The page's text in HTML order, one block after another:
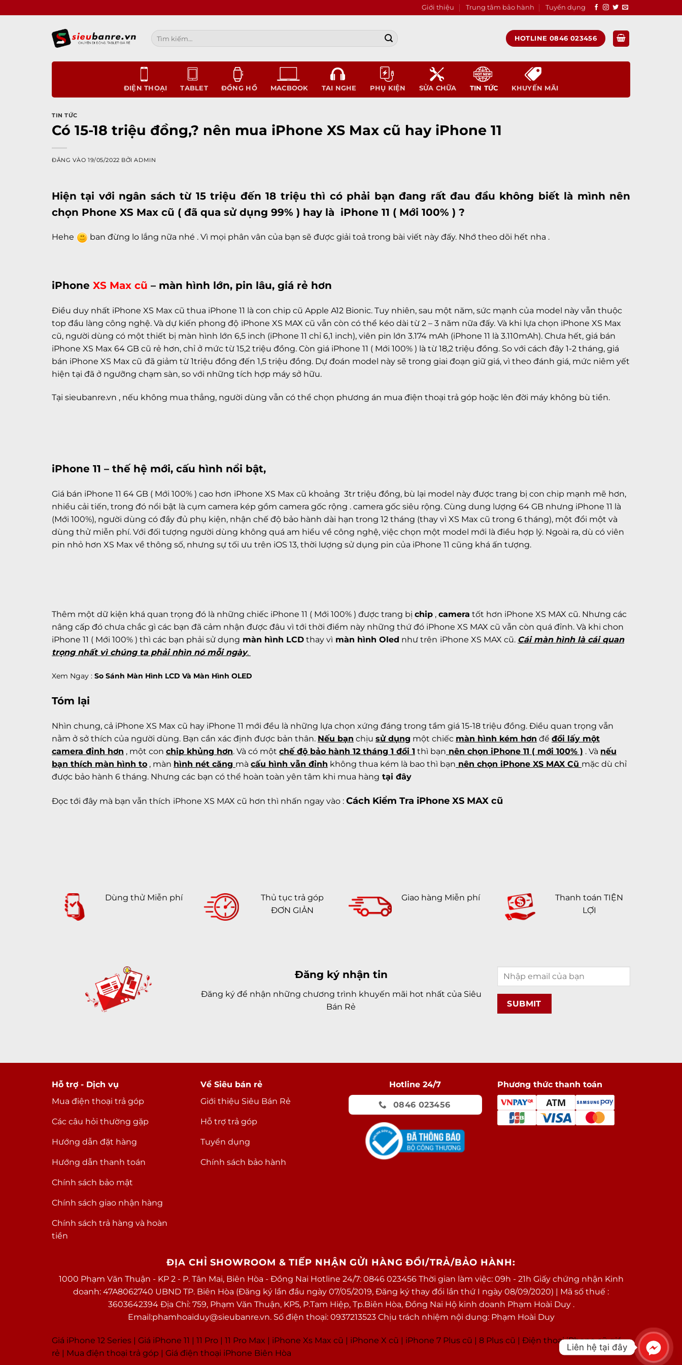
qua
Giới thiệu Trung tâm bảo hành Tuyển dụng
Tìm
kiếm:
HOTLINE 0846 023456
ĐIỆN THOẠI TABLET ĐỒNG HỒ MACBOOK TAI NGHE PHỤ KIỆN SỬA CHỮA TIN TỨC KHUYẾN MÃI
TIN TỨC
Có 15-18 triệu đồng,? nên mua iPhone XS Max cũ hay iPhone 11
ĐĂNG VÀO19/05/2022 BỞIADMIN
Hiện tại với ngân sách từ 15 triệu đến 18 triệu thì có phải bạn đang rất đau đầu không biết là mình nên
chọn Phone XS Max cũ ( đã qua sử dụng 99% ) hay là iPhone 11 ( Mới 100% ) ?
Hehe ban đừng lo lắng nữa nhé . Vì mọi phân vân của bạn sẽ được giải toả trong bài viết này đấy. Nhớ theo dõi hết nha .
iPhone XS Max cũ – màn hình lớn, pin lâu, giá rẻ hơn
Điều duy nhất iPhone XS Max cũ thua iPhone 11 là con chip cũ Apple A12 Bionic. Tuy nhiên, sau một năm, sức mạnh của model này vẫn thuộc
top đầu làng công nghệ. Và dự kiến phong độ iPhone XS MAX cũ vẫn còn có thể kéo dài từ 2 – 3 năm nữa đấy. Và khi lựa chọn iPhone XS Max
cũ, người dùng có một thiết bị màn hình lớn 6,5 inch (iPhone 11 chỉ 6,1 inch), viên pin lớn 3.174 mAh (iPhone 11 là 3.110mAh). Chưa hết, giá bán
iPhone XS Max 64 GB cũ rẻ hơn, chỉ ở mức từ 15,2 triệu đồng. Còn giá iPhone 11 ( Mới 100% ) là từ 18,2 triệu đồng. So với cách đây 1-2 tháng, giá
bán iPhone XS Max cũ đã giảm từ 1triệu đồng đến 1,5 triệu đồng. Dự đoán model này sẽ trong giai đoạn giữ giá, vì theo đánh giá, mức niêm yết
hiện tại đã ở ngưỡng chạm sàn, so với những tích hợp máy sở hữu.
Tại sieubanre.vn , nếu không mua thẳng, người dùng vẫn có thể chọn phương án mua điện thoại trả góp hoặc lên đời máy không bù tiền.
iPhone 11 – thế hệ mới, cấu hình nổi bật,
Giá bán iPhone 11 64 GB ( Mới 100% ) cao hơn iPhone XS Max cũ khoảng 3tr triệu đồng, bù lại model này được trang bị con chip mạnh mẽ hơn,
nhiều cải tiến, trong đó nổi bật là cụm camera kép gồm camera gốc rộng . camera gốc siêu rộng. Cùng dung lượng 64 GB nhưng iPhone 11 là
(Mới 100%), người dùng có đầy đủ phụ kiện, nhận chế độ bảo hành dài hạn trong 12 tháng (thay vì XS Max cũ trong 6 tháng), một đổi một và
dùng thử miễn phí. Với đối tượng người dùng không quá am hiểu về công nghệ, việc chọn một model mới là điều hợp lý. Ngoài ra, dù có viên
pin nhỏ hơn XS Max về thông số, nhưng sự tối ưu trên iOS 13, thời lượng sử dụng pin của iPhone 11 cũng khá ấn tượng.
Thêm một dữ kiện khá quan trọng đó là những chiếc iPhone 11 ( Mới 100% ) được trang bị chip , camera tốt hơn iPhone XS MAX cũ. Nhưng các
nâng cấp đó chưa chắc gì các bạn đã cảm nhận được đâu vì tới thời điểm này những thứ đó iPhone XS MAX cũ vẫn còn quá đỉnh. Và khi chon
iPhone 11 ( Mới 100% ) thì các bạn phải sử dụng màn hình LCD thay vì màn hình Oled như trên iPhone XS MAX cũ. Cái màn hình là cái quan
trọng nhất vì chúng ta phải nhìn nó mỗi ngày.
Xem Ngay : So Sánh Màn Hình LCD Và Màn Hình OLED
Tóm lại
Nhìn chung, cả iPhone XS Max cũ hay iPhone 11 mới đều là những lựa chọn xứng đáng trong tầm giá 15-18 triệu đồng. Điều quan trọng vẫn
nằm ở sở thích của người dùng. Bạn cần xác định được bản thân. Nếu bạn chịu sử dụng một chiếc màn hình kém hơn để đổi lấy một
camera đỉnh hơn , một con chip khủng hơn. Và có một chế độ bảo hành 12 tháng 1 đổi 1 thì bạn nên chọn iPhone 11 ( mới 100% ) . Và nếu
bạn thích màn hình to , màn hình nét căng mà cấu hình vẫn đỉnh không thua kém là bao thì bạn nên chọn iPhone XS MAX Cũ mặc dù chỉ
được bảo hành 6 tháng. Nhưng các bạn có thể hoàn toàn yên tâm khi mua hàng tại đây
Đọc tới đây mà bạn vẫn thích iPhone XS MAX cũ hơn thì nhấn ngay vào : Cách Kiểm Tra iPhone XS MAX cũ
Dùng thử Miễn phí
Thủ tục trả góp
ĐƠN GIẢN
Giao hàng Miễn phí
Thanh toán TIỆN
LỢI
Đăng ký nhận tin
Đăng ký để nhận những chương trình khuyến mãi hot nhất của Siêu
Bán Rẻ
Hỗ trợ - Dịch vụ
Mua điện thoại trả góp
Các câu hỏi thường gặp
Hướng dẫn đặt hàng
Hướng dẫn thanh toán
Chính sách bảo mật
Chính sách giao nhận hàng
Chính sách trả hàng và hoàn
tiền
Về Siêu bán rẻ
Giới thiệu Siêu Bán Rẻ
Hỗ trợ trả góp
Tuyển dụng
Chính sách bảo hành
Hotline 24/7
0846 023456
Phương thức thanh toán
ĐỊA CHỈ SHOWROOM & TIẾP NHẬN GỬI HÀNG ĐỔI/TRẢ/BẢO HÀNH:
1000 Phạm Văn Thuận - KP 2 - P. Tân Mai, Biên Hòa - Đồng Nai Hotline 24/7: 0846 023456 Thời gian làm việc: 09h - 21h Giấy chứng nhận Kinh
doanh: 47A8062740 UBND TP. Biên Hòa (Đăng ký lần đầu ngày 07/05/2019, Đăng ký thay đổi lần thứ I ngày 08/09/2020) | Mã số thuế :
3603642394 Địa Chỉ: 759, Phạm Văn Thuận, KP5, P.Tam Hiệp, Tp.Biên Hòa, Đồng Nai Hộ kinh doanh Phạm Hoài Duy .
Email:phamhoaiduy@sieubanre.vn. Số điện thoại: 0937213523 Chịu trách nhiệm nội dung: Phạm Hoài Duy
Giá iPhone 12 Series | Giá iPhone 11 | 11 Pro | 11 Pro Max | iPhone Xs Max cũ | iPhone X cũ | iPhone 7 Plus cũ | 8 Plus cũ | Điện thoại iPhone cũ giá
rẻ | Mua điện thoại trả góp | Giá điện thoại iPhone Biên Hòa
Liên hệ tại đây